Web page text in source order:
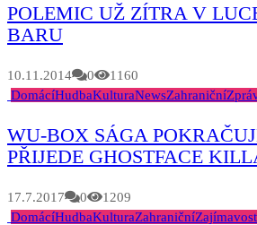
POLEMIC UŽ ZÍTRA V
BARU
10.11.2014 0
1160
DomácíHudbaKulturaNewsZahraniční
WU-BOX SÁGA
PŘIJEDE GHOSTFACE
17.7.2017 0
1209
DomácíHudbaKulturaZahraniční